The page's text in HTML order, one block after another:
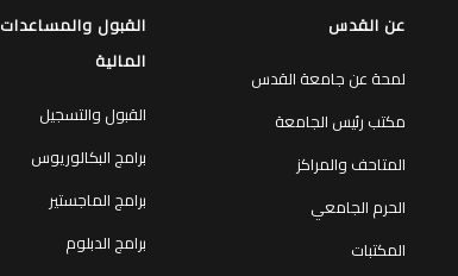
عن القدس
لمحة عن جامعة القدس
مكتب رئيس الجامعة
المتاحف والمراكز
الحرم الجامعي
المكتبات
القبول والمساعدات
المالية
القبول والتسجيل
برامج البكالوريوس
برامج الماجستير
برامج الدبلوم